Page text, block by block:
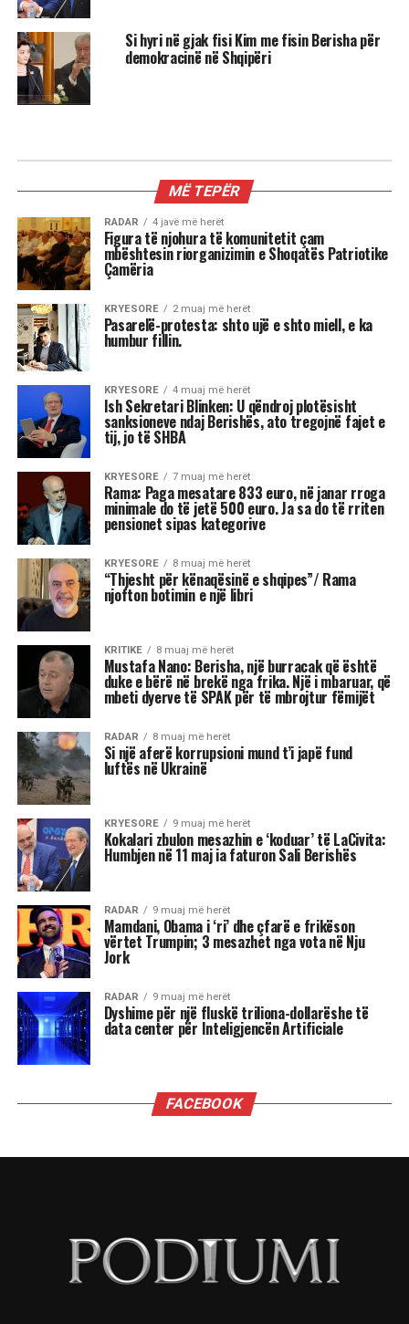
Si hyri në gjak fisi Kim me fisin Berisha për
demokracinë në Shqipëri
Ish Sekretari Blinken: U qëndroj
plotësisht sanksioneve ndaj
Berishës, ato tregojnë fajet e tij, jo
të SHBA
Ish-Sekretari amerikan i Shtetit, Antony Blinken
është pyetur gjatë një bashkëbisedimi “Harvard
Institute of Politics”, për shpalljen “non grata” të
Blinken thotë se qëndron plotësisht pas
sanksioneve të vendosura nga Departamenti
Amerikan i Shtetit ndaj Berishës, duke nënvizuar
se nuk ka asnjë dyshim apo hezitim për këtë
vendim.
Pyetja u drejtua nga shtetasi shqiptar Fatjon
Semanjaku, i cili duke rikujtuar vendimin e
administratës së mëparshme amerikane për
shpalljen “non grata” të Berishës, dhe faktin që
Blinken e cilësoi kryeministrin Edi Rama “lider
të shquar” gjatë një vizite në Shqipëri, i drejtoi
këtë pyetje:
“Dua të di sa i “shquar” duhet të jem që dyert e
Zyrës Ovale të hapen në rast se bëhem
kryeministër i Shqipërisë kur në Shtëpinë e
Bardhë rikthehet fraksioni mafioz i George Soros
i së majtës së sotme shumë shumë shumë
malinje?”
”Ju thatë që mund të zgjedh përgjigjen që dua t’i
shumë, shumë keq për atë që keni kaluar
sanksioneve të vendosura ndaj z. Berisha. Nuk
kam asnjë hezitim apo dyshim për këtë vendim,
aspak. Kjo nuk flet për mangësitë e